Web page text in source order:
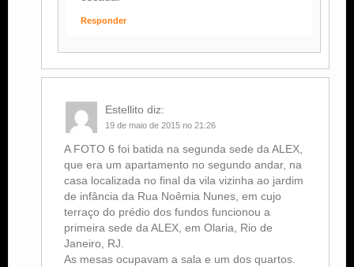
Responder
Estellito diz:
19 de maio de 2015 no 21:26
A FOTO 6 foi batida na segunda sede da ALEX,
que era um apartamento no segundo andar, na
casa localizada no final da vila vizinha ao jardim
de infância da Rua Noêmia Nunes, em cujo
terraço do prédio dos fundos funcionou a
primeira sede da ALEX, em Olaria, Rio de
Janeiro, RJ.
As mesas ocupavam a sala e um dos quartos.